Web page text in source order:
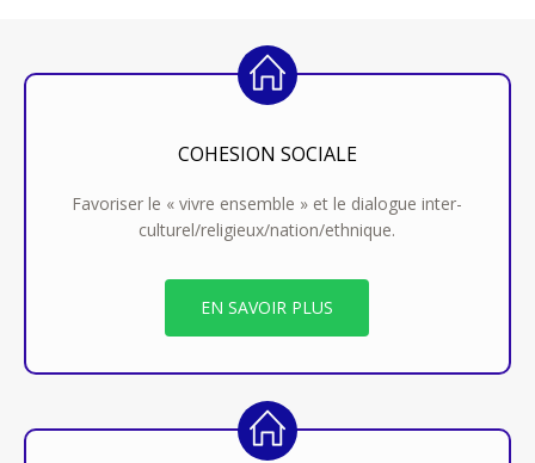
COHESION SOCIALE
Favoriser le « vivre ensemble » et le dialogue inter-
culturel/religieux/nation/ethnique.
EN SAVOIR PLUS